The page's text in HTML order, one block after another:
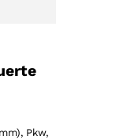
Pkw,